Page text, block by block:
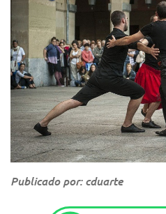
Publicado por: cduarte